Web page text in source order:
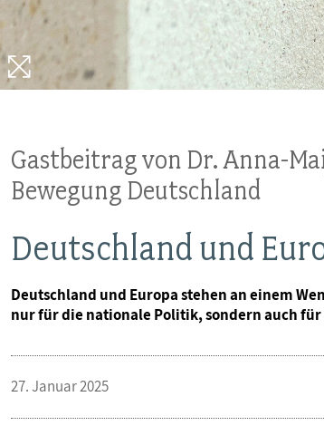
Gastbeitrag von Dr. Anna-
Bewegung Deutschland
Deutschland und
Deutschland und Europa stehen an einem
nur für die nationale Politik, sondern auch
27. Januar 2025